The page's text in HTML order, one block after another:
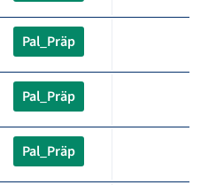
Pal_Präp
Pal_Präp
Pal_Präp